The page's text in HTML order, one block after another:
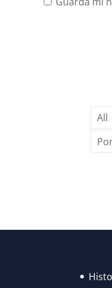
All